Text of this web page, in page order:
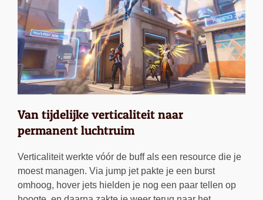
Van tijdelijke verticaliteit naar
permanent luchtruim
Verticaliteit werkte vóór de buff als een resource die je
moest managen. Via jump jet pakte je een burst
omhoog, hover jets hielden je nog een paar tellen op